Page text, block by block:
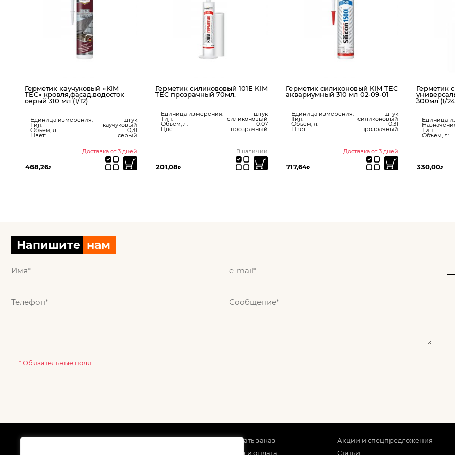
«KIM
штук
каучуковый
серый
Герметик силикововый 101Е KIM
TEC прозрачный 70мл.
штук
силиконовый
Объем, л:
Цвет: прозрачный
201,08 ₽
Герметик силиконовый KIM TEC
аквариумный 310 мл 02-09-01
Единица измерения: штук
Тип: силиконовый
Цвет: прозрачный
717,64₽
Герметик силиконовый
универсальный DERZHI
300мл (1/24) 8601-300-02
Единица измерения:
Назначение:
Тип:
330,00 ₽
Напишите нам
* Обязательные поля
Как сделать заказ
Доставка и оплата
Акции и спецпредложения
Статьи